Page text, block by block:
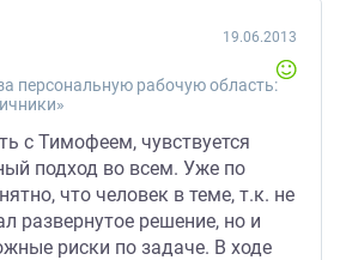
персональную рабочую область:
19.06.2013
с Тимофеем, чувствуется
подход во всем. Уже по
что человек в теме, т.к. не
развернутое решение, но и
риски по задаче. В ходе